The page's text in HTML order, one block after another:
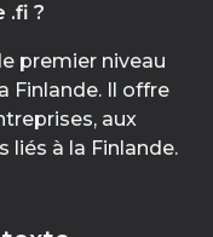
.fi ?
premier niveau
Finlande. Il offre
aux
liés à la Finlande.